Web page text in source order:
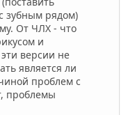
зубным рядом)
От ЧЛХ - что
и
версии не
является ли
проблем с
проблемы